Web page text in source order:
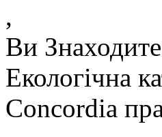
,
Ви
Екологічна
Concordia